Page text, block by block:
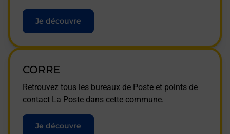
Je découvre
CORRE
Retrouvez tous les bureaux de Poste et points de
contact La Poste dans cette commune.
Je découvre